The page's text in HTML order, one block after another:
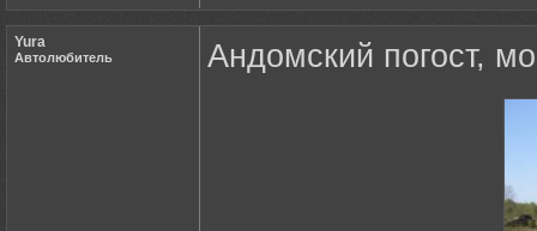
Yura
Автолюбитель Андомский погост,